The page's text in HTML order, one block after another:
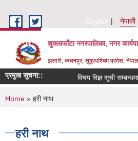
English
नेपाली
शुक्लाफाँटा नगरपालिका, नगर
झलारी, कंचनपुर, शुदूरपश्चिम प्रदेश, नेपाल
प्रमुख सूचना:: विषय विज्ञ सूची
You are here
Home » हरी नाथ
हरी नाथ